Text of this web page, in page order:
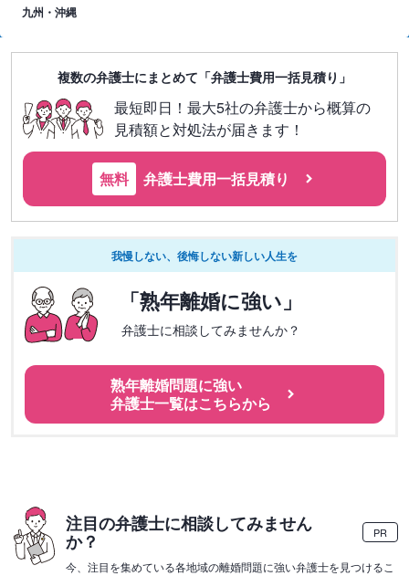
九州・沖縄
複数の弁護士にまとめて「弁護士費用一括見積り」
最短即日！最大5社の弁護士から概算の
見積額と対処法が届きます！
無料 弁護士費用一括見積り
我慢しない、後悔しない新しい人生を
「熟年離婚に強い」
弁護士に相談してみませんか？
熟年離婚問題に強い
弁護士一覧はこちらから
注目の弁護士に相談してみません
か？ PR
今、注目を集めている各地域の離婚問題に強い弁護士を見つけるこ